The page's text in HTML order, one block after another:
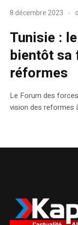
8 décembre 2023
Tunisie :
bientôt sa
réformes
Le Forum des
vision des reformes